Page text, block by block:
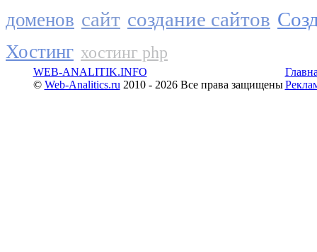
доменов сайт создание сайтов
Хостинг хостинг php
WEB-ANALITIK.INFO
© Web-Analitics.ru2010 - 2026 Все права защищены